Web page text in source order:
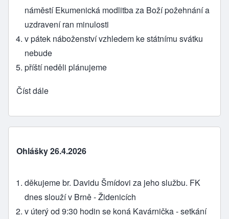
náměstí Ekumenická modlitba za Boží požehnání a
uzdravení ran minulosti
v pátek náboženství vzhledem ke státnímu svátku
nebude
příští neděli plánujeme
Číst dále
Ohlášky 26.4.2026
děkujeme br. Davidu Šmídovi za jeho službu. FK
dnes slouží v Brně - Židenicích
v úterý od 9:30 hodin se koná Kavárnička - setkání